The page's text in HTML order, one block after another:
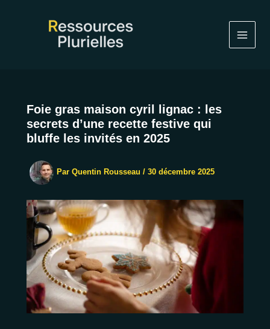
Foie gras maison cyril lignac : les
secrets d’une recette festive qui
bluffe les invités en 2025
Par Quentin Rousseau / 30 décembre 2025